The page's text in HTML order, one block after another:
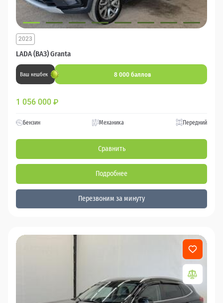
LADA (ВАЗ) Granta
2023
Ваш кешбек 8 000 баллов
1 056 000 ₽
Бензин Механика Передний
Сравнить
Подробнее
Перезвоним за минуту